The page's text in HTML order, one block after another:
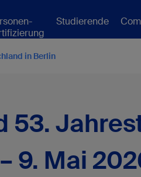
Studierende
in Berlin
53.
9. Mai